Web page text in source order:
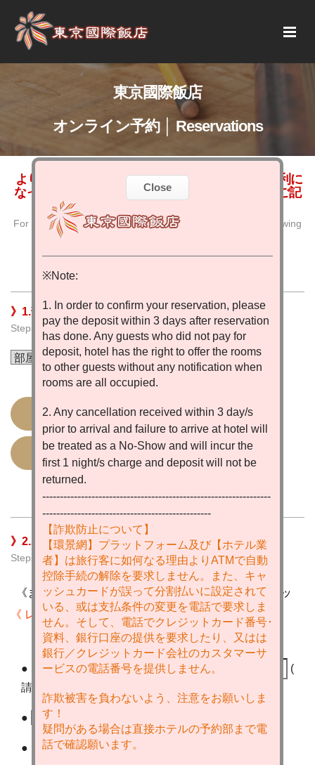
Close
※Note:
1. In order to confirm your reservation, please
pay the deposit within 3 days after reservation
has done. Any guests who did not pay for
deposit, hotel has the right to offer the rooms
to other guests without any notification when
rooms are all occupied.
2. Any cancellation received within 3 day/s
prior to arrival and failure to arrive at hotel will
be treated as a No-Show and will incur the
first 1 night/s charge and deposit will not be
returned.
-----------------------------------------------------------------
------------------------------------------------
【詐欺防止について】
【環景網】プラットフォーム及び【ホテル業
者】は旅行客に如何なる理由より ATMで自動
控除手続の解除を要求しません。また、キャ
ッシュカードが誤って分割払いに設定されて
いる、或は支払条件の変更を電話で要求しま
せん。そして、電話でクレジットカード番号･
資料、銀行口座の提供を要求したり、又はは
銀行／クレジットカード会社のカスタマーサ
ービスの電話番号を提供しません。
詐欺被害を負わないよう、注意をお願いしま
す！
疑問がある場合は直接ホテルの予約部まで電
話で確認願います。
東京國際飯店
オンライン予約 │ Reservations
より良いサービスをご提供するため、ますます便利に
なったオンライン予約をご利用し、下記の項目をご記
For the best reservation service quality, please fill in the following
》1.部屋タイプを選択する
Steps 1. Select Room Type
宿泊規制
部屋タイプ及び宿泊料金をみる
》2.ホテルのご到着時間 , お支払い方法式
Steps 2. Check in Date, Arrival Time & Payments
《 レートの換算 / Universal Currency Converter 》
● ホテルのご到着時間 :
(
請由上方月曆選擇チェックインの日付 )
● 泊のご予定,
● お支払い方法式 / Payments